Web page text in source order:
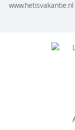
www.hetisvakantie.nl